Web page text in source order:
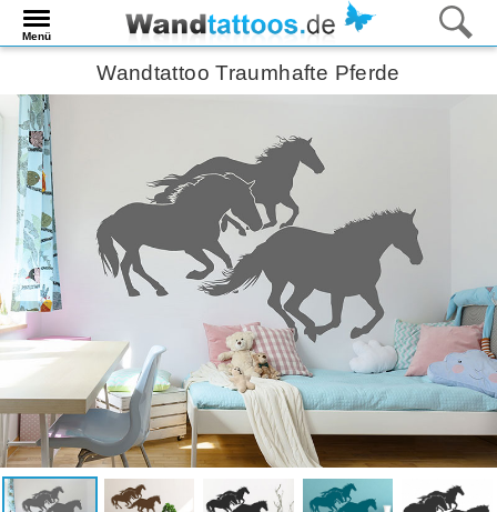
Menü
Wandtattoo Traumhafte Pferde